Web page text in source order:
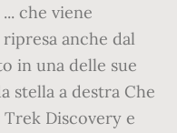
che viene
anche dal
in una delle sue
stella a destra Che
Discovery e